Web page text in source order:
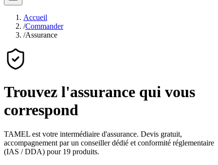
Accueil
/Commander
/Assurance
Trouvez l'assurance qui vous
correspond
TAMEL est votre intermédiaire d'assurance. Devis gratuit,
accompagnement par un conseiller dédié et conformité réglementaire
(IAS / DDA) pour 19 produits.